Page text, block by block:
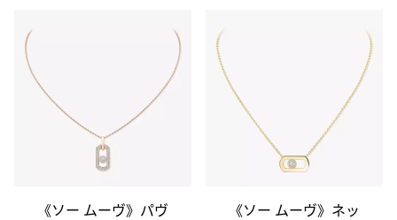
《ソー ムーヴ》パヴ
《ソー ムーヴ》ネッ